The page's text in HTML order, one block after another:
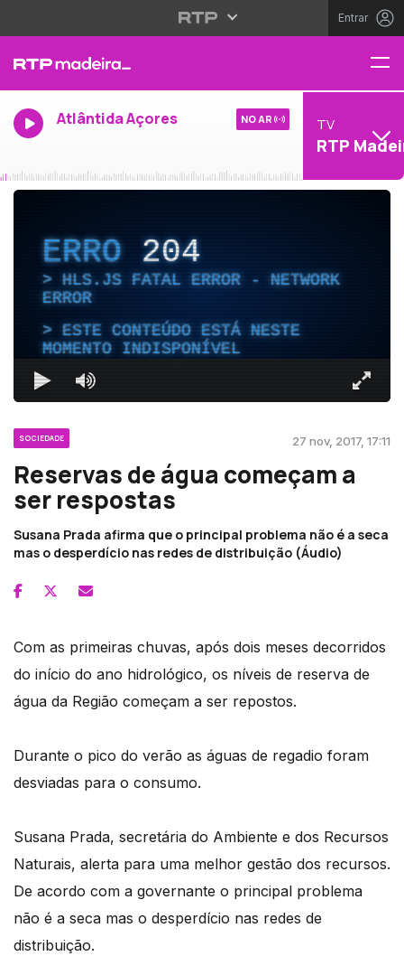
Entrar
Atlântida Açores NO AR TV
RTP
ERRO204
HLS.JS FATAL ERROR - NETWORK
ERROR
ESTE CONTEÚDO ESTÁ NESTE
MOMENTO INDISPONÍVEL
SOCIEDADE 27 nov, 2017, 17:11
Reservas de água começam a
ser respostas
Susana Prada afirma que o principal problema não é a seca
mas o desperdício nas redes de distribuição (Áudio)
Com as primeiras chuvas, após dois meses decorridos
do início do ano hidrológico, os níveis de reserva de
água da Região começam a ser repostos.
Durante o pico do verão as águas de regadio foram
desviadas para o consumo.
Susana Prada, secretária do Ambiente e dos Recursos
Naturais, alerta para uma melhor gestão dos recursos.
De acordo com a governante o principal problema
não é a seca mas o desperdício nas redes de
distribuição.